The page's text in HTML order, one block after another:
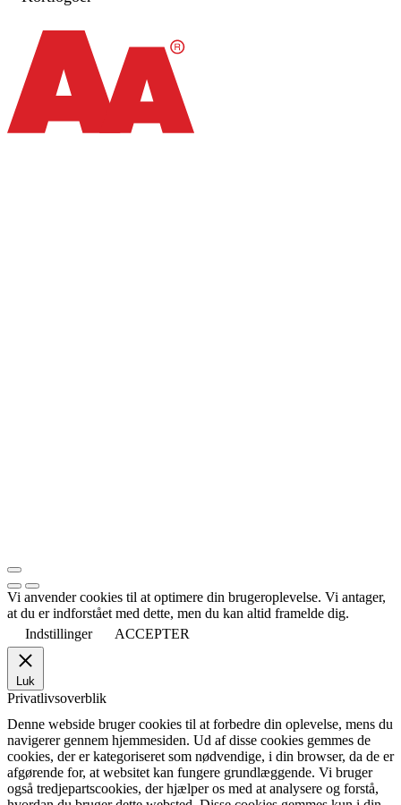
Vi anvender cookies til at optimere din brugeroplevelse. Vi antager,
at du er indforstået med dette, men du kan altid framelde dig.
Indstillinger
ACCEPTER
Luk
Privatlivsoverblik
Denne webside bruger cookies til at forbedre din oplevelse, mens du
navigerer gennem hjemmesiden. Ud af disse cookies gemmes de
cookies, der er kategoriseret som nødvendige, i din browser, da de er
afgørende for, at websitet kan fungere grundlæggende. Vi bruger
også tredjepartscookies, der hjælper os med at analysere og forstå,